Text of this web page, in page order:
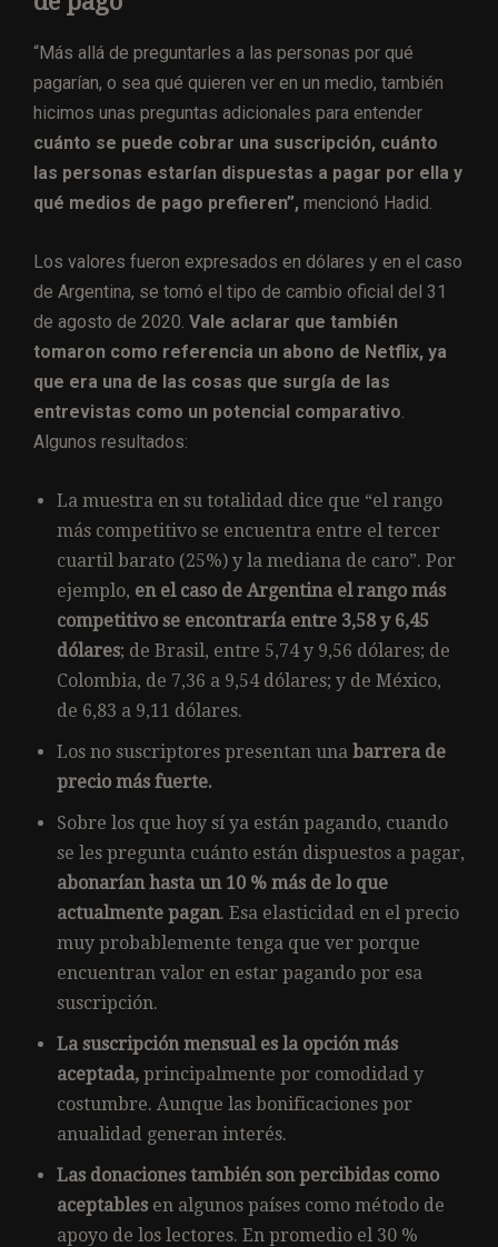
“Más allá de preguntarles a las personas por qué
pagarían, o sea qué quieren ver en un medio, también
hicimos unas preguntas adicionales para entender
cuánto se puede cobrar una suscripción, cuánto
las personas estarían dispuestas a pagar por ella y
qué medios de pago prefieren”, mencionó Hadid.
Los valores fueron expresados en dólares y en el caso
de Argentina, se tomó el tipo de cambio oficial del 31
de agosto de 2020. Vale aclarar que también
tomaron como referencia un abono de Netflix, ya
que era una de las cosas que surgía de las
entrevistas como un potencial comparativo.
Algunos resultados:
La muestra en su totalidad dice que “el rango
más competitivo se encuentra entre el tercer
cuartil barato (25%) y la mediana de caro”. Por
ejemplo, en el caso de Argentina el rango más
competitivo se encontraría entre 3,58 y 6,45
dólares; de Brasil, entre 5,74 y 9,56 dólares; de
Colombia, de 7,36 a 9,54 dólares; y de México,
de 6,83 a 9,11 dólares.
Los no suscriptores presentan una barrera de
precio más fuerte.
Sobre los que hoy sí ya están pagando, cuando
se les pregunta cuánto están dispuestos a pagar,
abonarían hasta un 10 % más de lo que
actualmente pagan. Esa elasticidad en el precio
muy probablemente tenga que ver porque
encuentran valor en estar pagando por esa
suscripción.
La suscripción mensual es la opción más
aceptada, principalmente por comodidad y
costumbre. Aunque las bonificaciones por
anualidad generan interés.
Las donaciones también son percibidas como
aceptables en algunos países como método de
apoyo de los lectores. En promedio el 30 %